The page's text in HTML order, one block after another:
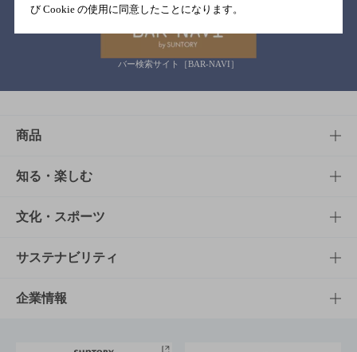
バー検索サイト［BAR-NAVI］
商品
商品TOP
商品一覧
商品発売情報
栄養成分一覧
知る・楽しむ
知る・楽しむTOP
キャンペーン
工場見学
文化・スポーツ
文化・スポーツTOP
サントリーホール
サステナビリティ
サステナビリティTOP
企業情報
び Cookie の使用に同意したことになります。